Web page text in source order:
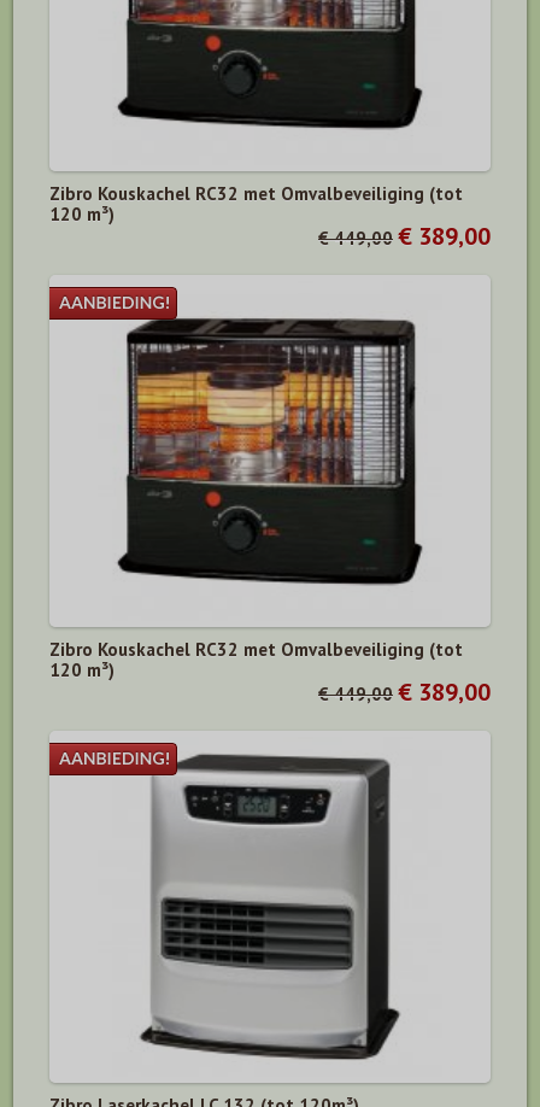
Zibro Kouskachel RC32 met Omvalbeveiliging (tot
120 m³)
€ 449,00 € 389,00
Zibro Kouskachel RC32 met Omvalbeveiliging (tot
120 m³)
€ 449,00 € 389,00